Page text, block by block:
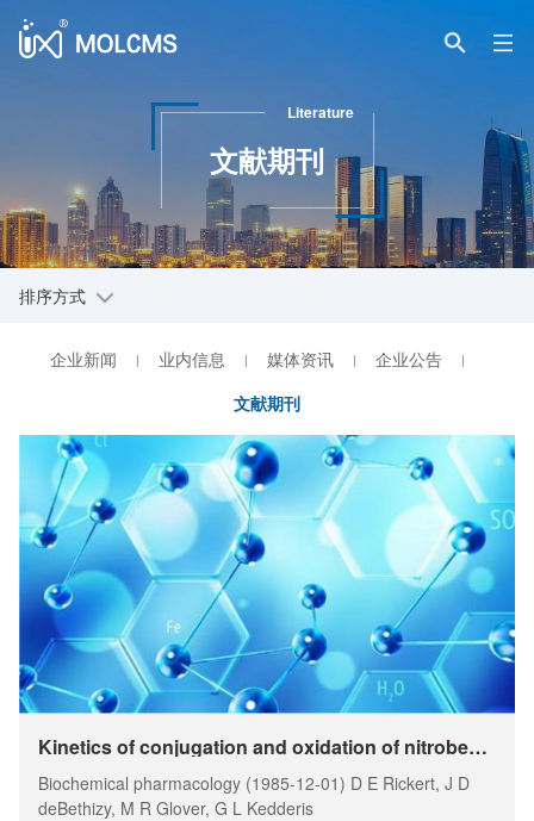
文献期刊
Literature
排序方式
企业新闻 | 业内信息 | 媒体资讯 | 企业公告 |
文献期刊
Kinetics of conjugation and oxidation of nitrobenzyl alcohols by rat hepatic enzymes.
Biochemical pharmacology (1985-12-01) D E Rickert, J D
deBethizy, M R Glover, G L Kedderis